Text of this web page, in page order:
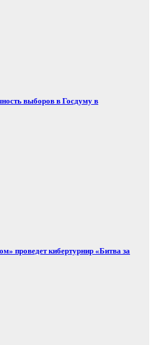
выборов в Госдуму в
проведет кибертурнир «Битва за